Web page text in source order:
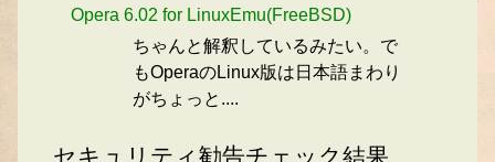
Opera 6.02 for LinuxEmu(FreeBSD)
ちゃんと解釈しているみたい。で
もOperaのLinux版は日本語まわり
がちょっと....
セキュリティ勧告チェック結果